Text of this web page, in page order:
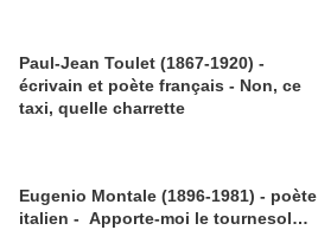
Paul-Jean Toulet (1867-1920) -
écrivain et poète français - Non, ce
taxi, quelle charrette
Eugenio Montale (1896-1981) - poète
italien - Apporte-moi le tournesol…